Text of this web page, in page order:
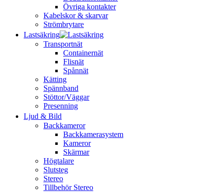
Övriga kontakter
Kabelskor & skarvar
Strömbrytare
Lastsäkring
Transportnät
Containernät
Flisnät
Spånnät
Kätting
Spännband
Stöttor/Väggar
Presenning
Ljud & Bild
Backkameror
Backkamerasystem
Kameror
Skärmar
Högtalare
Slutsteg
Stereo
Tillbehör Stereo